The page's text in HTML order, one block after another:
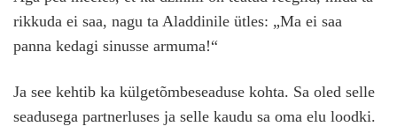
rikkuda ei saa, nagu ta Aladdinile ütles: „Ma ei saa
panna kedagi sinusse armuma!“
Ja see kehtib ka külgetõmbeseaduse kohta. Sa oled selle
seadusega partnerluses ja selle kaudu sa oma elu loodki.